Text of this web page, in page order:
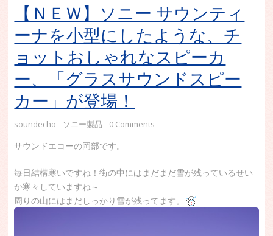
【ＮＥＷ】ソニー サウンティ
ーナを小型にしたような、チ
ョットおしゃれなスピーカ
ー、「グラスサウンドスピー
カー」が登場！
soundecho ソニー製品 0 Comments
サウンドエコーの岡部です。
毎日結構寒いですね！街の中にはまだまだ雪が残っているせい
か寒々していますね～
周りの山にはまだしっかり雪が残ってます。